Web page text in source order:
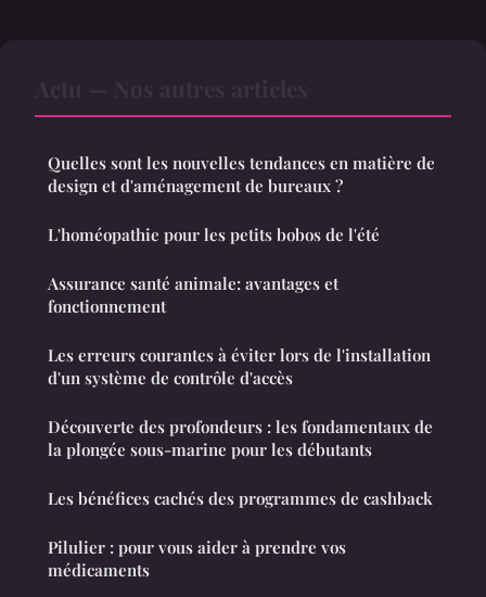
Quelles sont les nouvelles tendances en matière de
design et d'aménagement de bureaux ?
L'homéopathie pour les petits bobos de l'été
Assurance santé animale: avantages et
fonctionnement
Les erreurs courantes à éviter lors de l'installation
d'un système de contrôle d'accès
Découverte des profondeurs : les fondamentaux de
la plongée sous-marine pour les débutants
Les bénéfices cachés des programmes de cashback
Pilulier : pour vous aider à prendre vos
médicaments